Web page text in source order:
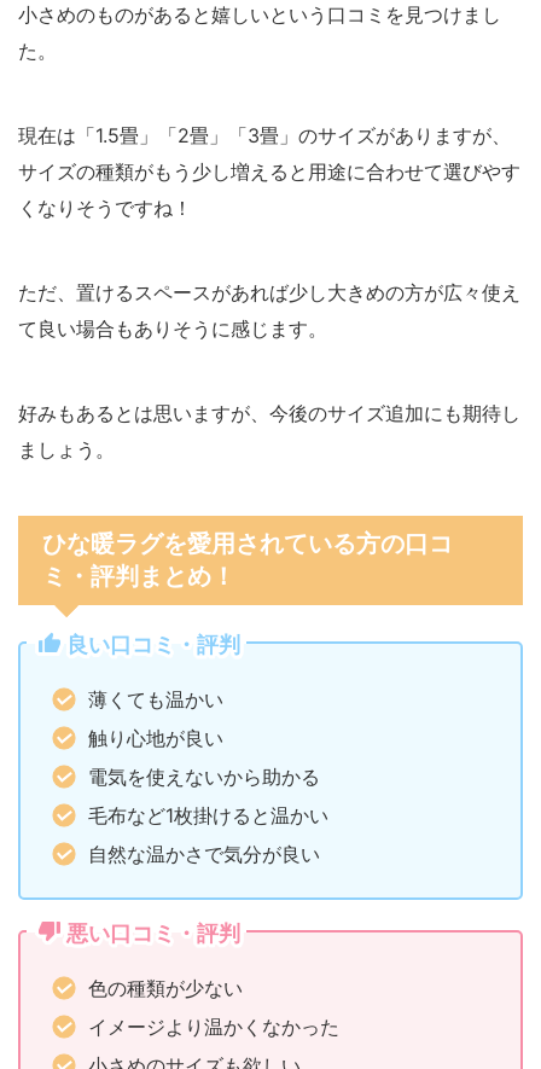
小さめのものがあると嬉しいという口コミを見つけまし
た。
現在は「1.5畳」「2畳」「3畳」のサイズがありますが、
サイズの種類がもう少し増えると用途に合わせて選びやす
くなりそうですね！
ただ、置けるスペースがあれば少し大きめの方が広々使え
て良い場合もありそうに感じます。
好みもあるとは思いますが、今後のサイズ追加にも期待し
ましょう。
ひな暖ラグを愛用されている方の口コ
ミ・評判まとめ！
良い口コミ・評判
薄くても温かい
触り心地が良い
電気を使えないから助かる
毛布など1枚掛けると温かい
自然な温かさで気分が良い
悪い口コミ・評判
色の種類が少ない
イメージより温かくなかった